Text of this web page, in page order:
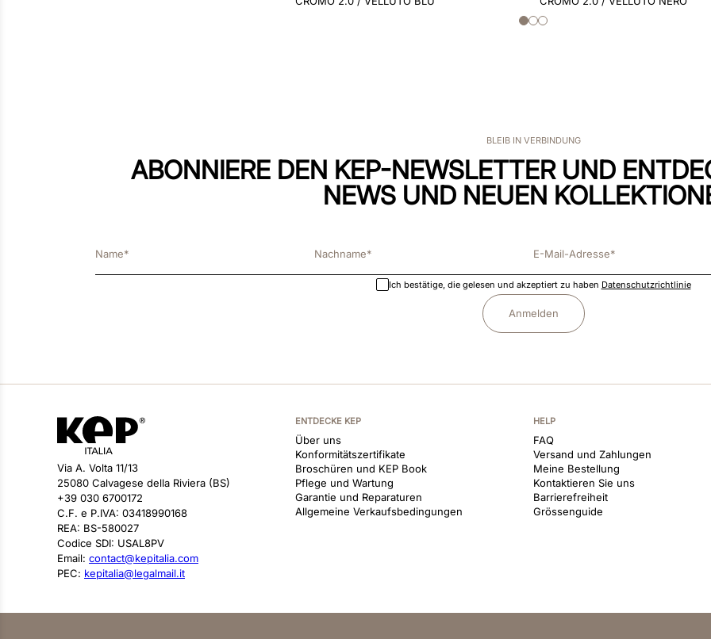
BLEIB IN VERBINDUNG
ABONNIERE DEN KEP-NEWSLETTER UND
NEWS UND NEUEN
Ich bestätige, die gelesen und akzeptiert zu haben Datenschutzrichtlinie
Anmelden
Via A. Volta 11/13
25080 Calvagese della Riviera (BS)
+39 030 6700172
C.F. e P.IVA: 03418990168
REA: BS-580027
Codice SDI: USAL8PV
Email: contact@kepitalia.com
PEC: kepitalia@legalmail.it
ENTDECKE KEP
Über uns
Konformitätszertifikate
Broschüren und KEP Book
Pflege und Wartung
Garantie und Reparaturen
Allgemeine Verkaufsbedingungen
HELP
FAQ
Versand und Zahlungen
Meine Bestellung
Kontaktieren Sie uns
Barrierefreiheit
Grössenguide